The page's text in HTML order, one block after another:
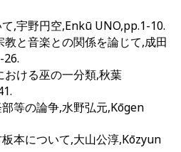
,宇野円空,Enkū UNO,pp.1-10.
と音楽との関係を論じて,成田
おける巫の一分類,秋葉
等の論争,水野弘元,Kōgen
本について,大山公淳,Kōzyun